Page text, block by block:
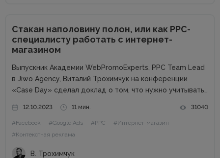
Стакан наполовину полон, или как PPC-
специалисту работать с интернет-
магазином
Выпускник Академии WebPromoExperts, PPC Team Lead
в Jiwo Agency, Виталий Трохимчук на конференции
«Case Day» сделал доклад о том, что нужно учитывать
Статья будет полезна специалистам, которые
работают на фрилансе или в маленьких агентствах.
Почему...
12.10.2023 11 мин. 31040
#Facebook #Google Ads #PPC
#Интернет-магазин
#Контекстная реклама
В. Трохимчук